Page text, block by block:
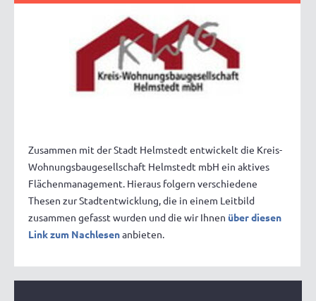
Zusammen mit der Stadt Helmstedt entwickelt die Kreis-
Wohnungsbaugesellschaft Helmstedt mbH ein aktives
Flächenmanagement. Hieraus folgern verschiedene
Thesen zur Stadtentwicklung, die in einem Leitbild
zusammen gefasst wurden und die wir Ihnen über diesen
Link zum Nachlesenanbieten.